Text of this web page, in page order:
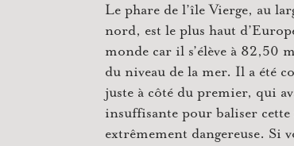
Le phare de l’île Vierge, au
nord, est le plus haut
monde car il s’élève à 82,50
du niveau de la mer. Il a été
juste à côté du premier, qui
insuffisante pour baliser cette
extrêmement dangereuse. Si